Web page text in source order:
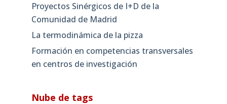
Proyectos Sinérgicos de I+D de la
Comunidad de Madrid
La termodinámica de la pizza
Formación en competencias transversales
en centros de investigación
Nube de tags